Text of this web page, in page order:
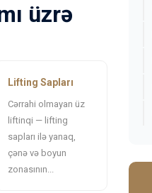
üzrə
Lifting Sapları
Cərrahi olmayan üz
liftinqi — lifting
sapları ilə yanaq,
çənə və boyun
zonasının...